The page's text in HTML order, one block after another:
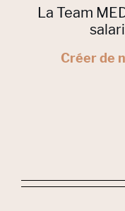
La Team
Créer de